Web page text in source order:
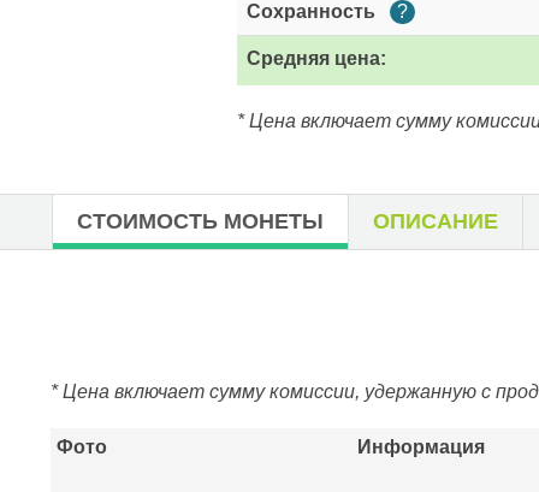
Сохранность ?
Средняя цена:
* Цена включает сумму
СТОИМОСТЬ МОНЕТЫ ОПИСАНИЕ
* Цена включает сумму комиссии, удержанную с
Фото Информация